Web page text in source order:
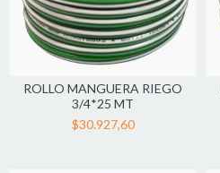
ROLLO MANGUERA RIEGO
3/4*25 MT
$30.927,60